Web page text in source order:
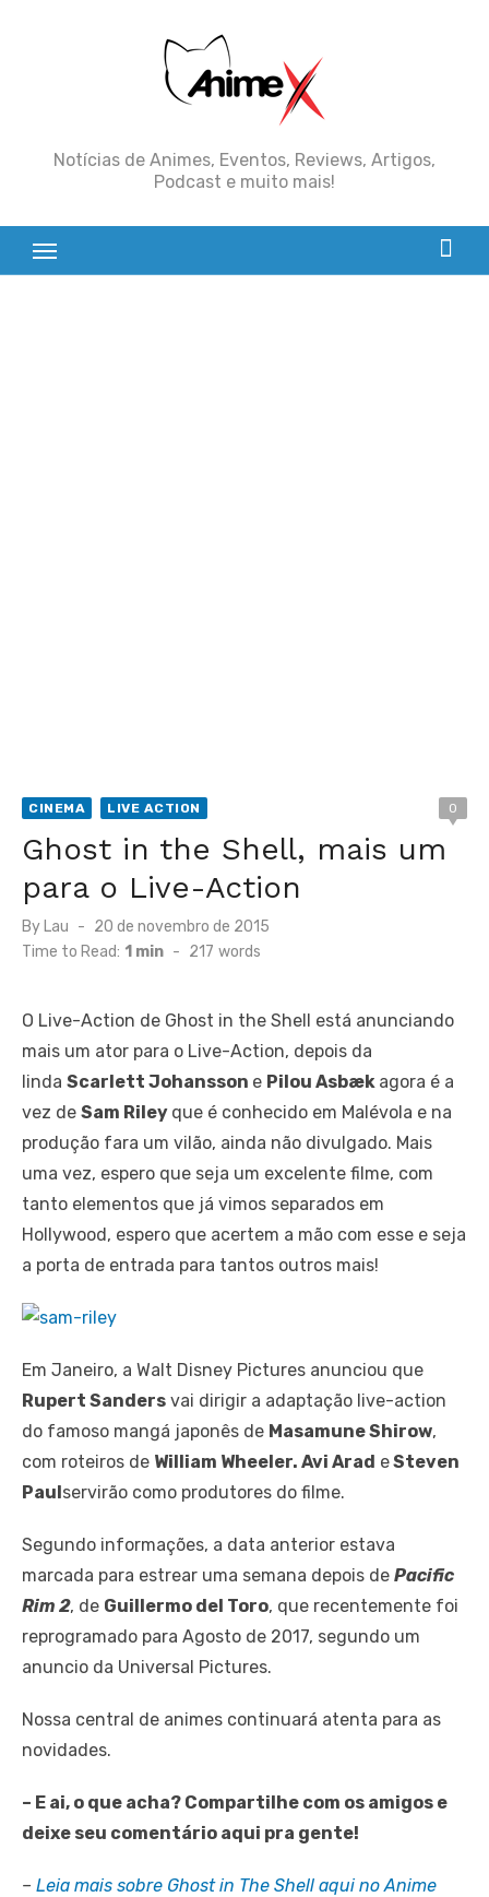
Notícias de Animes, Eventos, Reviews, Artigos,
Podcast e muito mais!
CINEMA LIVE ACTION 0
Ghost in the Shell, mais um
para o Live-Action
By Lau
Posted
on
20 de novembro de 2015
Time to Read: 1 min - 217 words
O Live-Action de Ghost in the Shell está anunciando
mais um ator para o Live-Action, depois da
linda Scarlett Johansson e Pilou Asbæk agora é a
vez de Sam Riley que é conhecido em Malévola e na
produção fara um vilão, ainda não divulgado. Mais
uma vez, espero que seja um excelente filme, com
tanto elementos que já vimos separados em
Hollywood, espero que acertem a mão com esse e seja
a porta de entrada para tantos outros mais!
Em Janeiro, a Walt Disney Pictures anunciou que
Rupert Sanders vai dirigir a adaptação live-action
do famoso mangá japonês de Masamune Shirow,
com roteiros de William Wheeler. Avi Arad eSteven
Paulservirão como produtores do filme.
Segundo informações, a data anterior estava
marcada para estrear uma semana depois de Pacific
Rim 2, de Guillermo del Toro, que recentemente foi
reprogramado para Agosto de 2017, segundo um
anuncio da Universal Pictures.
Nossa central de animes continuará atenta para as
novidades.
– E ai, o que acha? Compartilhe com os amigos e
deixe seu comentário aqui pra gente!
– Leia mais sobre Ghost in The Shell aqui no Anime